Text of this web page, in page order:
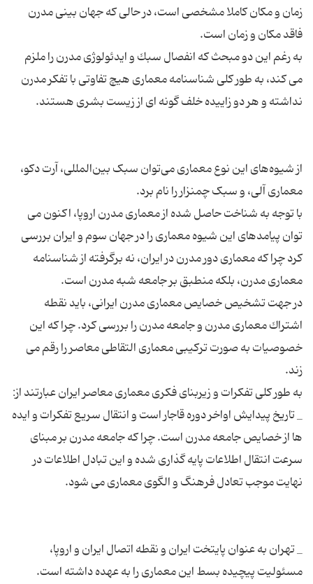
زمان و مكان كاملا مشخصی است، در حالی كه جهان بینی مدرن
به رغم این دو مبحث كه انفصال سبك و ایدئولوژی مدرن را ملزم
می كند، به طور كلی شناسنامه معماری هیچ تفاوتی با تفكر مدرن
از شیوه‌های این نوع معماری می‌توان سبک بین‌المللی، آرت دکو،
با توجه به شناخت حاصل شده از معماری مدرن اروپا، اكنون می
توان پیامدهای این شیوه معماری را در جهان سوم و ایران بررسی
كرد چرا كه معماری دور مدرن در ایران، نه برگرفته از شناسنامه
در جهت تشخیص خصایص معماری مدرن ایرانی، باید نقطه
اشتراك معماری مدرن و جامعه مدرن را بررسی كرد. چرا كه این
خصوصیات به صورت تركیبی معماری التقاطی معاصر را رقم می
_ تاریخ پیدایش اواخر دوره قاجار است و انتقال سریع تفكرات و ایده
ها از خصایص جامعه مدرن است. چرا كه جامعه مدرن بر مبنای
سرعت انتقال اطلاعات پایه گذاری شده و این تبادل اطلاعات در
_ تهران به عنوان پایتخت ایران و نقطه اتصال ایران و اروپا،